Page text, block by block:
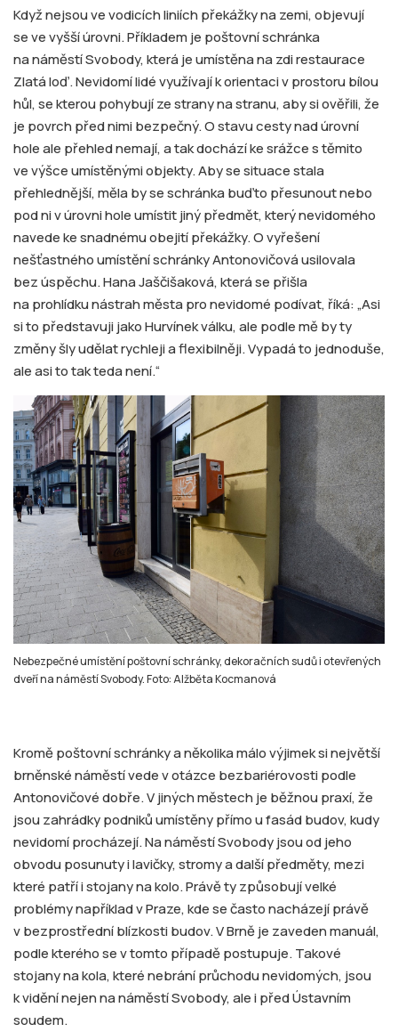
Když nejsou ve vodicích liniích překážky na zemi, objevují
se ve vyšší úrovni. Příkladem je poštovní schránka
na náměstí Svobody, která je umístěna na zdi restaurace
Zlatá loď. Nevidomí lidé využívají k orientaci v prostoru bílou
hůl, se kterou pohybují ze strany na stranu, aby si ověřili, že
je povrch před nimi bezpečný. O stavu cesty nad úrovní
hole ale přehled nemají, a tak dochází ke srážce s těmito
ve výšce umístěnými objekty. Aby se situace stala
přehlednější, měla by se schránka buďto přesunout nebo
pod ni v úrovni hole umístit jiný předmět, který nevidomého
navede ke snadnému obejití překážky. O vyřešení
nešťastného umístění schránky Antonovičová usilovala
bez úspěchu. Hana Jaščišaková, která se přišla
na prohlídku nástrah města pro nevidomé podívat, říká: „Asi
si to představuji jako Hurvínek válku, ale podle mě by ty
změny šly udělat rychleji a flexibilněji. Vypadá to jednoduše,
ale asi to tak teda není.“
Nebezpečné umístění poštovní schránky, dekoračních sudů i otevřených
dveří na náměstí Svobody. Foto: Alžběta Kocmanová
Kromě poštovní schránky a několika málo výjimek si největší
brněnské náměstí vede v otázce bezbariérovosti podle
Antonovičové dobře. V jiných městech je běžnou praxí, že
jsou zahrádky podniků umístěny přímo u fasád budov, kudy
nevidomí procházejí. Na náměstí Svobody jsou od jeho
obvodu posunuty i lavičky, stromy a další předměty, mezi
které patří i stojany na kolo. Právě ty způsobují velké
problémy například v Praze, kde se často nacházejí právě
v bezprostřední blízkosti budov. V Brně je zaveden manuál,
podle kterého se v tomto případě postupuje. Takové
stojany na kola, které nebrání průchodu nevidomých, jsou
k vidění nejen na náměstí Svobody, ale i před Ústavním
soudem.